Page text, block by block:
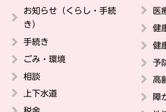
お知らせ（くらし・手続
き）
手続き
ごみ・環境
相談
上下水道
医
健
健
予
高
障